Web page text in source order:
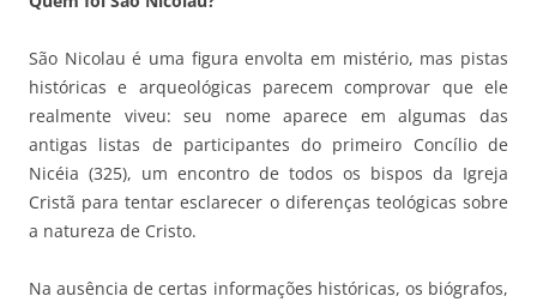
São Nicolau é uma figura envolta em mistério, mas pistas
históricas e arqueológicas parecem comprovar que ele
realmente viveu: seu nome aparece em algumas das
antigas listas de participantes do primeiro Concílio de
Nicéia (325), um encontro de todos os bispos da Igreja
Cristã para tentar esclarecer o diferenças teológicas sobre
a natureza de Cristo.
Na ausência de certas informações históricas, os biógrafos,